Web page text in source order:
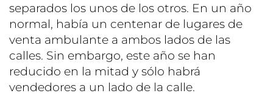
separados los unos de los otros. En un año
normal, había un centenar de lugares de
venta ambulante a ambos lados de las
calles. Sin embargo, este año se han
reducido en la mitad y sólo habrá
vendedores a un lado de la calle.